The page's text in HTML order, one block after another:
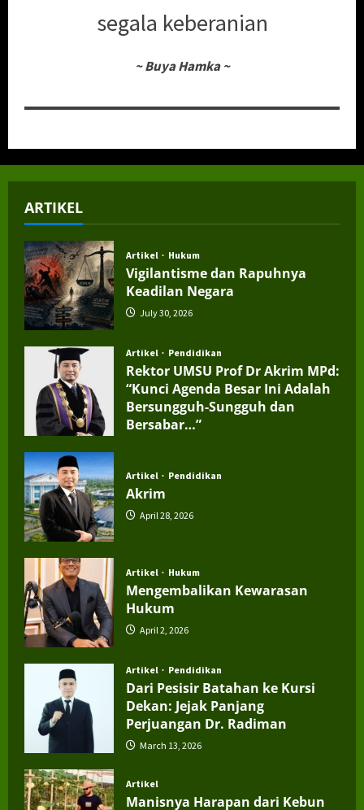
segala keberanian
~ Buya Hamka ~
ARTIKEL
Artikel Hukum
Vigilantisme dan Rapuhnya
Keadilan Negara
July 30, 2026
Artikel Pendidikan
Rektor UMSU Prof Dr Akrim MPd:
“Kunci Agenda Besar Ini Adalah
Bersungguh-Sungguh dan
Bersabar…”
Artikel Pendidikan
Akrim
April 28, 2026
Artikel Hukum
Mengembalikan Kewarasan
Hukum
April 2, 2026
Artikel Pendidikan
Dari Pesisir Batahan ke Kursi
Dekan: Jejak Panjang
Perjuangan Dr. Radiman
March 13, 2026
Artikel
Manisnya Harapan dari Kebun